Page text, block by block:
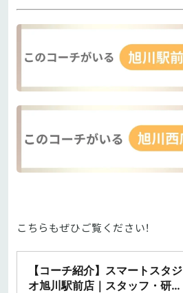
こちらもぜひご覧ください！
【コーチ紹介】スマートスタジ
オ旭川駅前店｜スタッフ・研